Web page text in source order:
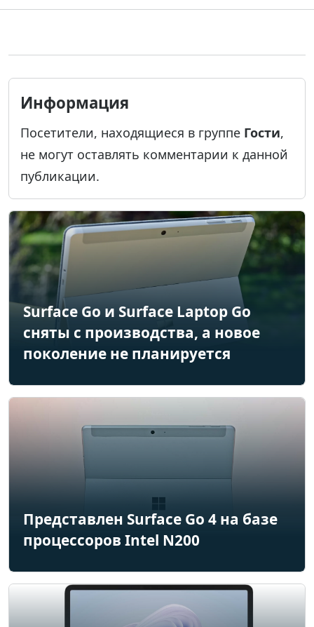
Информация
Посетители, находящиеся в группе Гости,
не могут оставлять комментарии к данной
публикации.
Surface Go и Surface Laptop Go
сняты с производства, а новое
поколение не планируется
Представлен Surface Go 4 на базе
процессоров Intel N200